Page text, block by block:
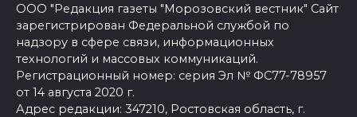
ООО "Редакция газеты "Морозовский вестник" Сайт
зарегистрирован Федеральной службой по
надзору в сфере связи, информационных
технологий и массовых коммуникаций.
Регистрационный номер: серия Эл № ФС77-78957
от 14 августа 2020 г.
Адрес редакции: 347210, Ростовская область, г.